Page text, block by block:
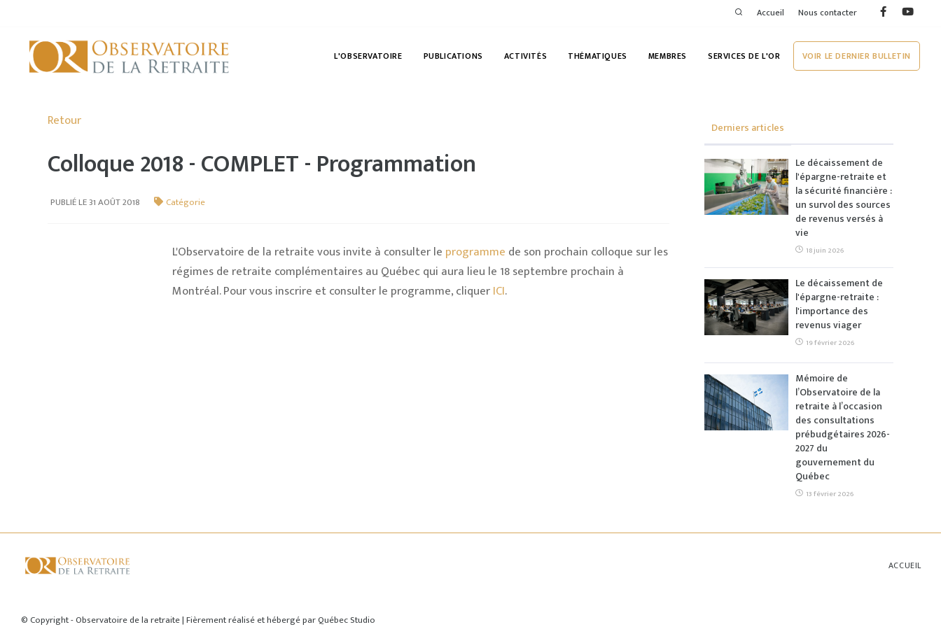
Accueil Nous contacter
L'OBSERVATOIRE PUBLICATIONS ACTIVITÉS THÉMATIQUES MEMBRES SERVICES DE L'OR VOIR LE DERNIER BULLETIN
Retour
Colloque 2018 - COMPLET - Programmation
PUBLIÉ LE 31 AOÛT 2018 Catégorie
L'Observatoire de la retraite vous invite à consulter le programme de son prochain colloque sur les
régimes de retraite complémentaires au Québec qui aura lieu le 18 septembre prochain à
Montréal. Pour vous inscrire et consulter le programme, cliquerICI.
Derniers articles
Le décaissement de
l'épargne-retraite et
la sécurité financière :
un survol des sources
de revenus versés à
vie
18 juin 2026
Le décaissement de
l'épargne-retraite :
l'importance des
revenus viager
19 février 2026
Mémoire de
l’Observatoire de la
retraite à l’occasion
des consultations
prébudgétaires 2026-
2027 du
gouvernement du
Québec
13 février 2026
ACCUEIL
© Copyright - Observatoire de la retraite | Fièrement réalisé et hébergé parQuébec Studio